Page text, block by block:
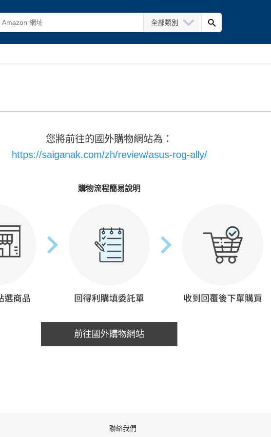
全部類別
您將前往的國外購物網站為：
https://saiganak.com/zh/review/asus-rog-ally/
購物流程簡易說明
前往國外購物網站
聯絡我們